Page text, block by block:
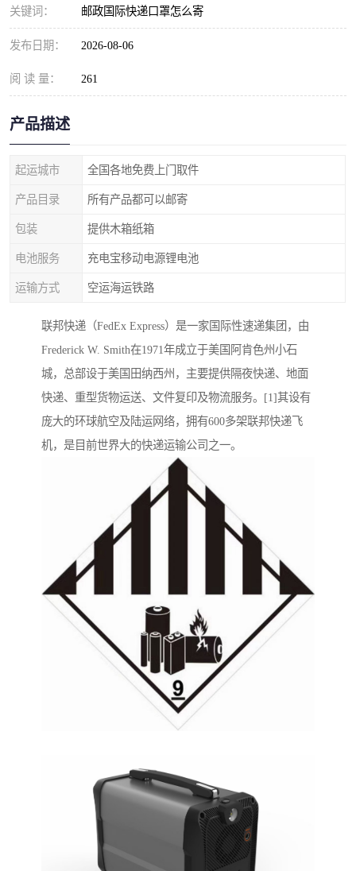
关键词： 邮政国际快递口罩怎么寄
发布日期： 2026-08-06
阅 读 量： 261
产品描述
起运城市 全国各地免费上门取件
产品目录 所有产品都可以邮寄
包装 提供木箱纸箱
电池服务 充电宝移动电源锂电池
运输方式 空运海运铁路
联邦快递（FedEx Express）是一家国际性速递集团，由
Frederick W. Smith在1971年成立于美国阿肯色州小石
城，总部设于美国田纳西州，主要提供隔夜快递、地面
快递、重型货物运送、文件复印及物流服务。[1]其设有
庞大的环球航空及陆运网络，拥有600多架联邦快递飞
机，是目前世界大的快递运输公司之一。